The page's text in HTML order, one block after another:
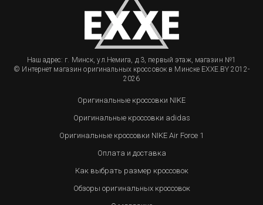
Наш адрес: г. Минск, ул.Немига, д.3, первый этаж, магазин №1
© Интернет магазин оригинальных кроссовок в Минске EXXE.BY 2012-
2026
Оригинальные кроссовки NIKE
Оригинальные кроссовки adidas
Оригинальные кроссовки NIKE Air Force 1
Оплата и доставка
Как выбрать размер кроссовок
Обзоры оригинальных кроссовок